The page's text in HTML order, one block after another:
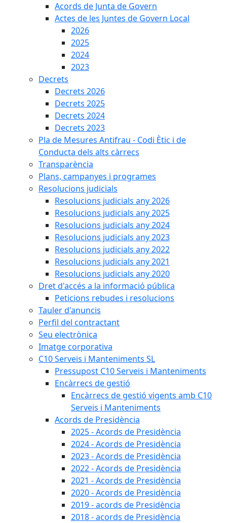
Acords de Junta de Govern
Actes de les Juntes de Govern Local
2026
2025
2024
2023
Decrets
Decrets 2026
Decrets 2025
Decrets 2024
Decrets 2023
Pla de Mesures Antifrau - Codi Ètic i de
Conducta dels alts càrrecs
Transparència
Plans, campanyes i programes
Resolucions judicials
Resolucions judicials any 2026
Resolucions judicials any 2025
Resolucions judicials any 2024
Resolucions judicials any 2023
Resolucions judicials any 2022
Resolucions judicials any 2021
Resolucions judicials any 2020
Dret d'accés a la informació pública
Peticions rebudes i resolucions
Tauler d'anuncis
Perfil del contractant
Seu electrònica
Imatge corporativa
C10 Serveis i Manteniments SL
Pressupost C10 Serveis i Manteniments
Encàrrecs de gestió
Encàrrecs de gestió vigents amb C10
Serveis i Manteniments
Acords de Presidència
2025 - Acords de Presidència
2024 - Acords de Presidència
2023 - Acords de Presidència
2022 - Acords de Presidència
2021 - Acords de Presidència
2020 - Acords de Presidència
2019 - acords de Presidència
2018 - acords de Presidència